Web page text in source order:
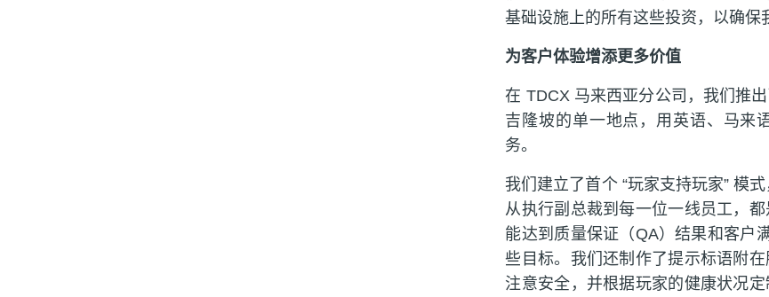
基础设施上的所有这些投资，以确保
为客户体验增添更多价值
在 TDCX 马来西亚分公司，我们推
吉隆坡的单一地点，用英语、马来
务。
我们建立了首个 “玩家支持玩家” 模
从执行副总裁到每一位一线员工，
能达到质量保证（QA）结果和客户
些目标。我们还制作了提示标语附
注意安全，并根据玩家的健康状况